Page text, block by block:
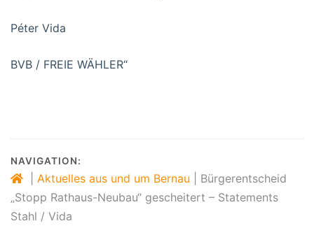
Péter Vida
BVB / FREIE WÄHLER“
NAVIGATION:
Aktuelles aus und um Bernau
Bürgerentscheid
„Stopp Rathaus-Neubau“ gescheitert – Statements
Stahl / Vida